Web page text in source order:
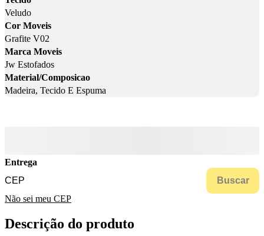
Veludo
Cor Moveis
Grafite V02
Marca Moveis
Jw Estofados
Material/Composicao
Madeira, Tecido E Espuma
Entrega
Buscar
Não sei meu CEP
Descrição do produto